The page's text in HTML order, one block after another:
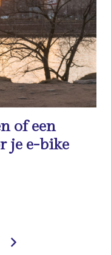
of een
je e-bike